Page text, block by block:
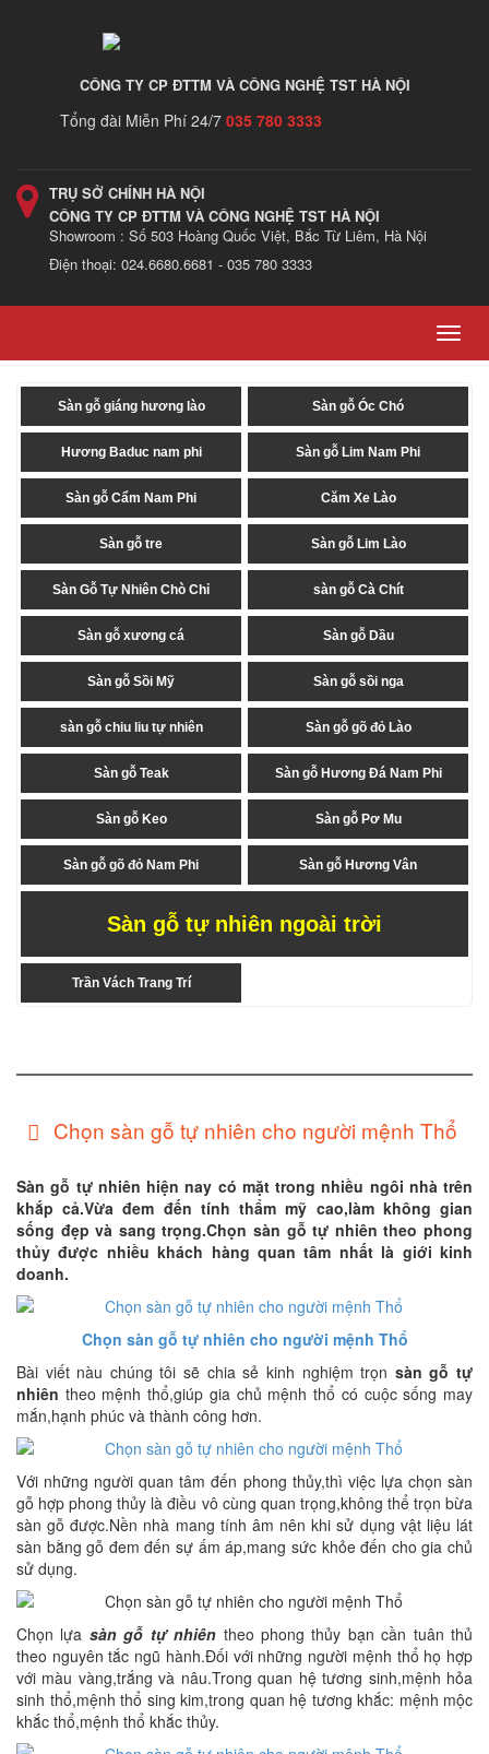
CÔNG TY CP ĐTTM VÀ CÔNG NGHỆ TST HÀ NỘI
Tổng đài Miễn Phí 24/7 035 780 3333
TRỤ SỞ CHÍNH HÀ NỘI
CÔNG TY CP ĐTTM VÀ CÔNG NGHỆ TST HÀ NỘI
Showroom : Số 503 Hoàng Quốc Việt, Bắc Từ Liêm, Hà Nội
Điện thoại: 024.6680.6681 - 035 780 3333
Sàn gỗ giáng hương lào Sàn gỗ Óc Chó
Hương Baduc nam phi Sàn gỗ Lim Nam Phi
Sàn gỗ Cẩm Nam Phi Căm Xe Lào
Sàn gỗ tre Sàn gỗ Lim Lào
Sàn Gỗ Tự Nhiên Chò Chỉ sàn gỗ Cà Chít
Sàn gỗ xương cá Sàn gỗ Dầu
Sàn gỗ Sồi Mỹ Sàn gỗ sồi nga
sàn gỗ chiu liu tự nhiên Sàn gỗ gõ đỏ Lào
Sàn gỗ Teak Sàn gỗ Hương Đá Nam Phi
Sàn gỗ Keo Sàn gỗ Pơ Mu
Sàn gỗ gõ đỏ Nam Phi Sàn gỗ Hương Vân
Sàn gỗ tự nhiên ngoài trời
Trần Vách Trang Trí
Chọn sàn gỗ tự nhiên cho người mệnh Thổ
Sàn gỗ tự nhiên hiện nay có mặt trong nhiều ngôi nhà trên
khắp cả.Vừa đem đến tính thẩm mỹ cao,làm không gian
sống đẹp và sang trọng.Chọn sàn gỗ tự nhiên theo phong
thủy được nhiều khách hàng quan tâm nhất là giới kinh
doanh.
Chọn sàn gỗ tự nhiên cho người mệnh Thổ
Bài viết nàu chúng tôi sẽ chia sẻ kinh nghiệm trọn sàn gỗ tự
nhiên theo mệnh thổ,giúp gia chủ mệnh thổ có cuộc sống may
mắn,hạnh phúc và thành công hơn.
Với những người quan tâm đến phong thủy,thì việc lựa chọn sàn
gỗ hợp phong thủy là điều vô cùng quan trọng,không thể trọn bừa
sàn gỗ được.Nền nhà mang tính âm nên khi sử dụng vật liệu lát
sàn bằng gỗ đem đến sự ấm áp,mang sức khỏe đến cho gia chủ
sử dụng.
Chọn lựa sàn gỗ tự nhiên theo phong thủy bạn cần tuân thủ
theo nguyên tắc ngũ hành.Đối với những người mệnh thổ họ hợp
với màu vàng,trắng và nâu.Trong quan hệ tương sinh,mệnh hỏa
sinh thổ,mệnh thổ sing kim,trong quan hệ tương khắc: mệnh mộc
khắc thổ,mệnh thổ khắc thủy.